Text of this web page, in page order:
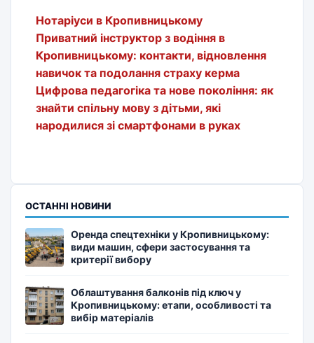
Нотаріуси в Кропивницькому
Приватний інструктор з водіння в
Кропивницькому: контакти, відновлення
навичок та подолання страху керма
Цифрова педагогіка та нове покоління: як
знайти спільну мову з дітьми, які
народилися зі смартфонами в руках
ОСТАННІ НОВИНИ
Оренда спецтехніки у Кропивницькому:
види машин, сфери застосування та
критерії вибору
Облаштування балконів під ключ у
Кропивницькому: етапи, особливості та
вибір матеріалів